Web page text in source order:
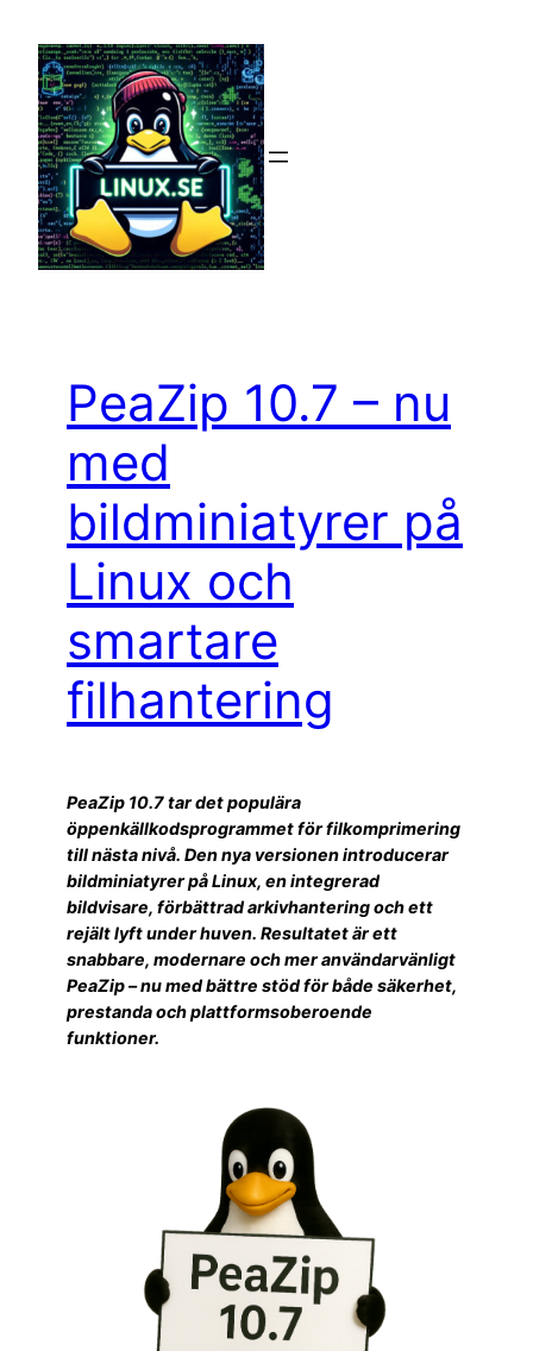
innehåll
PeaZip 10.7 – nu
med
bildminiatyrer på
Linux och
smartare
filhantering
PeaZip 10.7 tar det populära
öppenkällkodsprogrammet för filkomprimering
till nästa nivå. Den nya versionen introducerar
bildminiatyrer på Linux, en integrerad
bildvisare, förbättrad arkivhantering och ett
rejält lyft under huven. Resultatet är ett
snabbare, modernare och mer användarvänligt
PeaZip – nu med bättre stöd för både säkerhet,
prestanda och plattformsoberoende
funktioner.